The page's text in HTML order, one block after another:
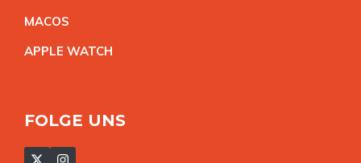
MACOS
APPLE WATCH
FOLGE UNS